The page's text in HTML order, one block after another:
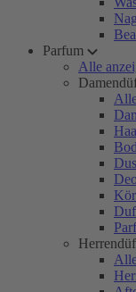
Parfum
Alle